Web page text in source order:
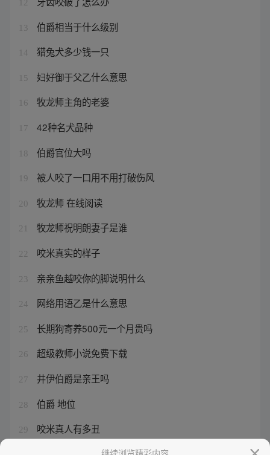
12
13 伯爵相当于什么级别
14 猎兔犬多少钱一只
15 妇好御于父乙什么意思
16 牧龙师主角的老婆
17 42种名犬品种
18 伯爵官位大吗
19 被人咬了一口用不用打破伤风
20 牧龙师 在线阅读
21 牧龙师祝明朗妻子是谁
22 咬米真实的样子
23 亲亲鱼越咬你的脚说明什么
24 网络用语乙是什么意思
25 长期狗寄养500元一个月贵吗
26 超级教师小说免费下载
27 井伊伯爵是亲王吗
28 伯爵 地位
29 咬米真人有多丑